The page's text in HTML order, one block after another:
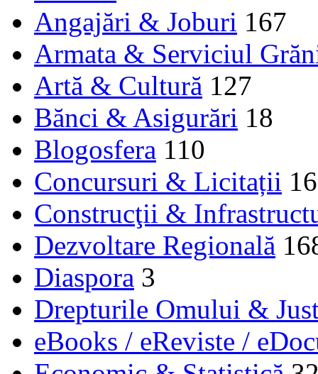
Angajări & Joburi 167
Armata & Serviciul
Artă & Cultură 127
Bănci & Asigurări 18
Blogosfera 110
Concursuri & Licitații 16
Construcţii &
Dezvoltare Regională
Diaspora 3
Drepturile Omului &
eBooks / eReviste /